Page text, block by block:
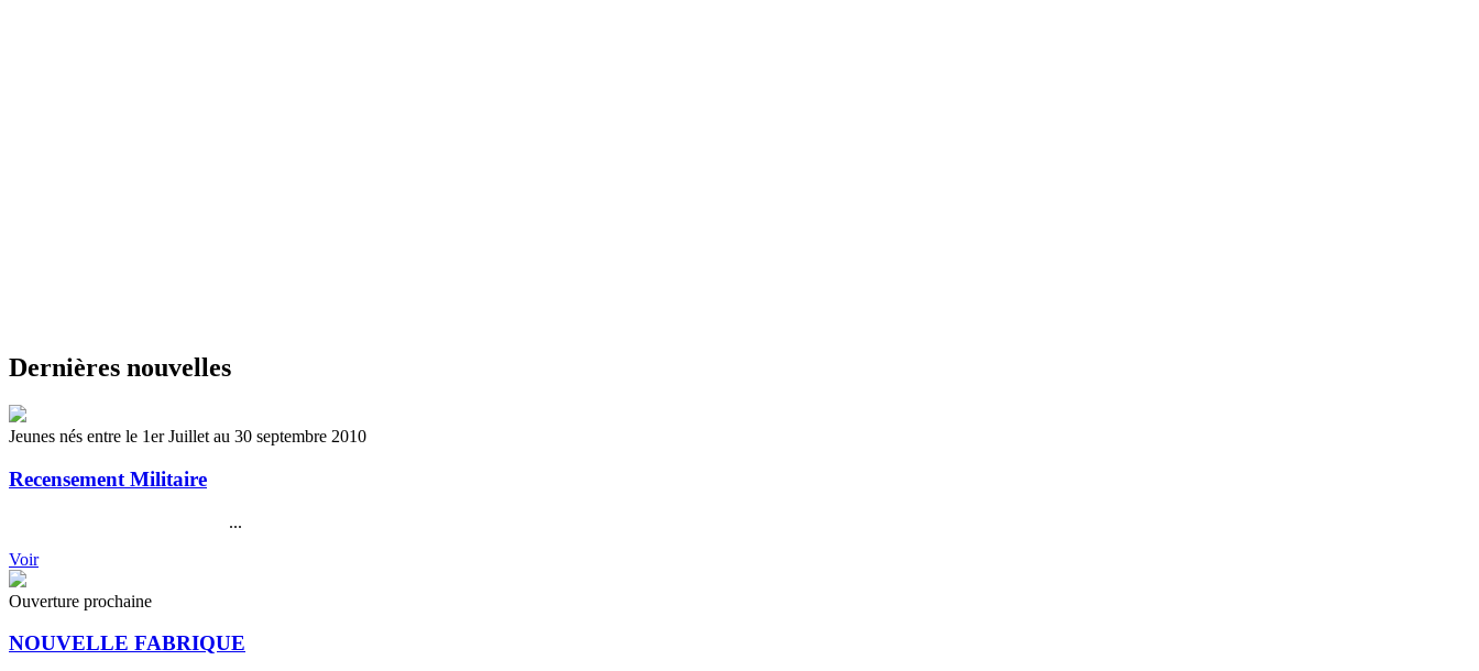
Dernières nouvelles
Jeunes nés entre le 1er Juillet au 30 septembre 2010
Recensement Militaire
...
Voir
Ouverture prochaine
NOUVELLE FABRIQUE